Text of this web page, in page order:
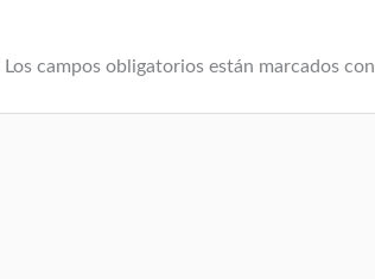
Los campos obligatorios están marcados con